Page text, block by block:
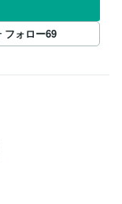
フォロー69